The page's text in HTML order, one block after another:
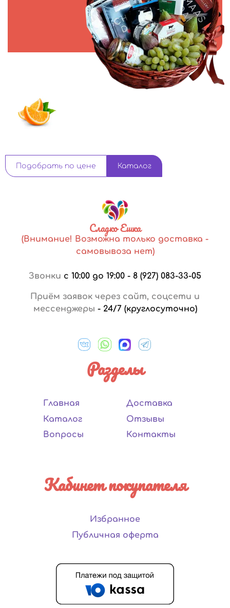
Подобрать по цене Каталог
Сладко Ешка
(Внимание! Возможна только доставка -
самовывоза нет)
Звонки с 10:00 до 19:00 - 8 (927) 083-33-05
Приём заявок через сайт, соцсети и
мессенджеры - 24/7 (круглосуточно)
Разделы
Главная
Каталог
Вопросы
Доставка
Отзывы
Контакты
Кабинет покупателя
Избранное
Публичная оферта